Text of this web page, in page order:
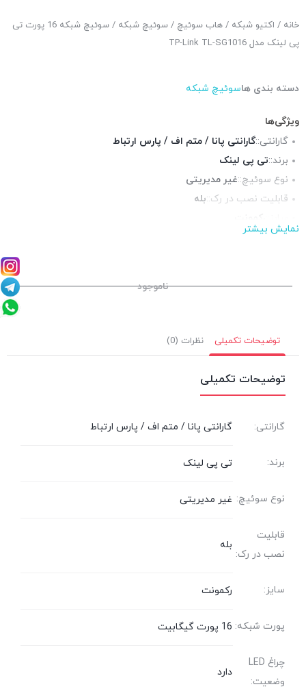
خانه / اکتیو شبکه / هاب سوئیچ / سوئیچ شبکه
/ سوئیچ شبکه 16 پورت تی
پی لینک مدل TP-Link TL-SG1016
دسته بندی هاسوئیچ شبکه
ویژگی‌ها
گارانتی::گارانتی پانا / متم اف / پارس ارتباط
برند::تی پی لینک
نوع سوئیچ::غیر مدیریتی
قابلیت نصب در رک::بله
پورت شبکه::
نمایش بیشتر
ناموجود
توضیحات تکمیلی نظرات (0)
توضیحات تکمیلی
گارانتی: گارانتی پانا / متم اف / پارس ارتباط
برند: تی پی لینک
نوع سوئیچ: غیر مدیریتی
قابلیت
نصب در رک:
بله
سایز: رکمونت
پورت شبکه: 16 پورت گیگابیت
چراغ LED
وضعیت:
دارد